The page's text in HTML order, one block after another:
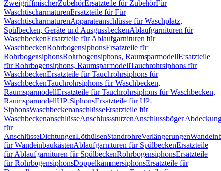
ZweigriffmischerZubehörErsatzteile für ZubehörFür
WaschtischarmaturenErsatzteile für Für
WaschtischarmaturenApparateanschlüsse für Waschplatz,
Spülbecken, Geräte und AusgussbeckenAblaufgarnituren für
WaschbeckenErsatzteile für Ablaufgarnituren für
WaschbeckenRohrbogensiphonsErsatzteile für
RohrbogensiphonsRohrbogensiphons, RaumsparmodellErsatzteile
für Rohrbogensiphons, RaumsparmodellTauchrohrsiphons für
WaschbeckenErsatzteile für Tauchrohrsiphons für
WaschbeckenTauchrohrsiphons für Waschbecken,
RaumsparmodellErsatzteile für Tauchrohrsiphons für Waschbecken,
RaumsparmodellUP-SiphonsErsatzteile für UP-
SiphonsWaschbeckenanschlüsseErsatzteile für
WaschbeckenanschlüsseAnschlussstutzenAnschlussbögen
für
AnschlüsseDichtungenLöthülsenStandrohreVerlängerungen
für WandeinbaukästenAblaufgarnituren für SpülbeckenErsatzteile
für Ablaufgarnituren für SpülbeckenRohrbogensiphonsErsatzteile
für RohrbogensiphonsDoppelkammersiphonsErsatzteile für